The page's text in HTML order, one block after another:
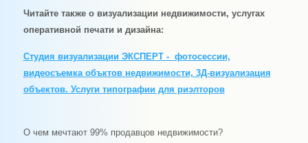
Читайте также о визуализации недвижимости, услугах
оперативной печати и дизайна:
Студия визуализации ЭКСПЕРТ - фотосессии,
видеосъемка объктов недвижимости, 3Д-визуализация
объектов. Услуги типографии для риэлторов
О чем мечтают 99% продавцов недвижимости?